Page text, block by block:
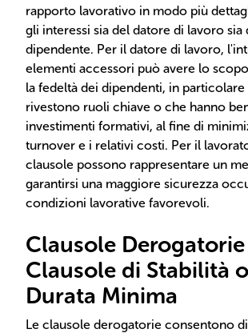
rapporto lavorativo in modo più
gli interessi sia del datore di lavoro sia
dipendente. Per il datore di lavoro,
elementi accessori può avere lo
la fedeltà dei dipendenti, in
rivestono ruoli chiave o che hanno
investimenti formativi, al fine di
turnover e i relativi costi. Per il
clausole possono rappresentare un
garantirsi una maggiore sicurezza
condizioni lavorative favorevoli.
Clausole
Clausole di Stabilità
Durata Minima
Le clausole derogatorie consentono